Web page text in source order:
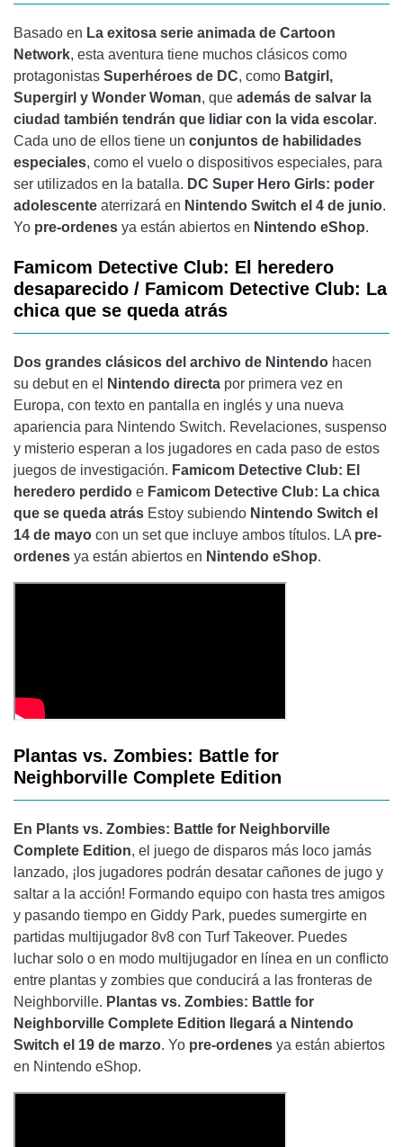
Basado en La exitosa serie animada de Cartoon
Network, esta aventura tiene muchos clásicos como
protagonistas Superhéroes de DC, como Batgirl,
Supergirl y Wonder Woman, que además de salvar la
ciudad también tendrán que lidiar con la vida escolar.
Cada uno de ellos tiene un conjuntos de habilidades
especiales, como el vuelo o dispositivos especiales, para
ser utilizados en la batalla. DC Super Hero Girls: poder
adolescente aterrizará en Nintendo Switch el 4 de junio.
Yo pre-ordenes ya están abiertos en Nintendo eShop.
Famicom Detective Club: El heredero
desaparecido / Famicom Detective Club: La
chica que se queda atrás
Dos grandes clásicos del archivo de Nintendo hacen
su debut en el
Nintendo directa por primera vez en
Europa, con texto en pantalla en inglés y una nueva
apariencia para Nintendo Switch. Revelaciones, suspenso
y misterio esperan a los jugadores en cada paso de estos
juegos de investigación. Famicom Detective Club: El
heredero perdido e Famicom Detective Club: La chica
que se queda atrás Estoy subiendo Nintendo Switch el
14 de mayo con un set que incluye ambos títulos. LA pre-
ordenes ya están abiertos en Nintendo eShop.
Plantas vs. Zombies: Battle for
Neighborville Complete Edition
En Plants vs. Zombies: Battle for Neighborville
Complete Edition, el juego de disparos más loco jamás
lanzado, ¡los jugadores podrán desatar cañones de jugo y
saltar a la acción! Formando equipo con hasta tres amigos
y pasando tiempo en Giddy Park, puedes sumergirte en
partidas multijugador 8v8 con Turf Takeover. Puedes
luchar solo o en modo multijugador en línea en un conflicto
entre plantas y zombies que conducirá a las fronteras de
Neighborville. Plantas vs. Zombies: Battle for
Neighborville Complete Edition
llegará a Nintendo
Switch el 19 de marzo. Yo pre-ordenes ya están abiertos
en Nintendo eShop.